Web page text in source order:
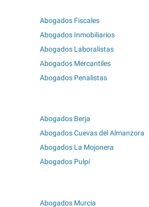
Abogados Fiscales
Abogados Inmobiliarios
Abogados Laboralistas
Abogados Mercantiles
Abogados Penalistas
Abogados Berja
Abogados Cuevas del Almanzora
Abogados La Mojonera
Abogados Pulpí
Abogados Murcia